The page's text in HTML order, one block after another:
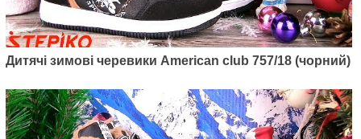
560грн.
Дитячі зимові черевики American club 757/18 (чорний)